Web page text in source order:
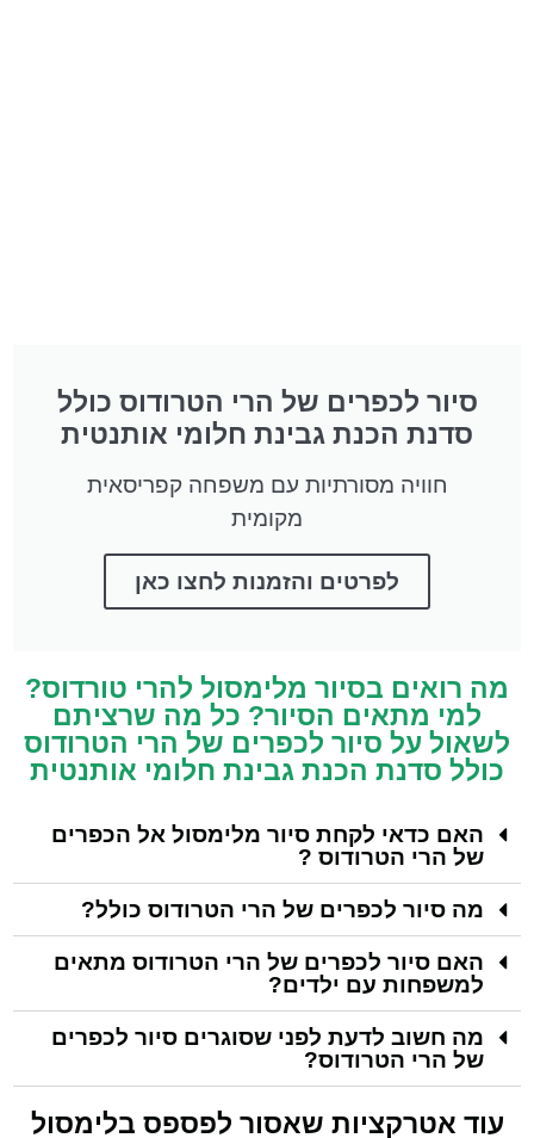
סיור לכפרים של הרי הטרודוס כולל
סדנת הכנת גבינת חלומי אותנטית
חוויה מסורתיות עם משפחה קפריסאית
מקומית
לפרטים והזמנות לחצו כאן
מה רואים בסיור מלימסול להרי טורדוס?
למי מתאים הסיור? כל מה שרציתם
לשאול על סיור לכפרים של הרי הטרודוס
כולל סדנת הכנת גבינת חלומי אותנטית
האם כדאי לקחת סיור מלימסול אל הכפרים
של הרי הטרודוס ?
מה סיור לכפרים של הרי הטרודוס כולל?
האם סיור לכפרים של הרי הטרודוס מתאים
למשפחות עם ילדים?
מה חשוב לדעת לפני שסוגרים סיור לכפרים
של הרי הטרודוס?
עוד אטרקציות שאסור לפספס בלימסול